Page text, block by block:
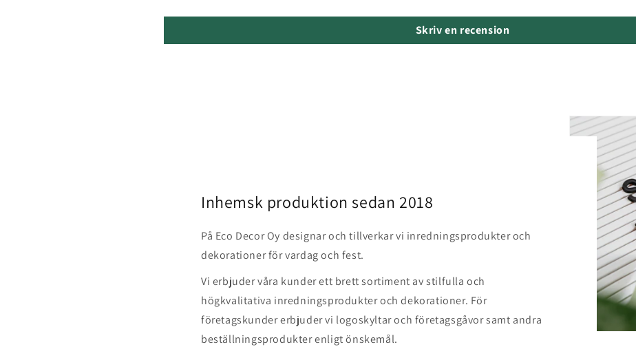
Skriv en recension
Inhemsk produktion sedan 2018
På Eco Decor Oy designar och tillverkar vi inredningsprodukter och
dekorationer för vardag och fest.
Vi erbjuder våra kunder ett brett sortiment av stilfulla och
högkvalitativa inredningsprodukter och dekorationer. För
företagskunder erbjuder vi logoskyltar och företagsgåvor samt andra
beställningsprodukter enligt önskemål.